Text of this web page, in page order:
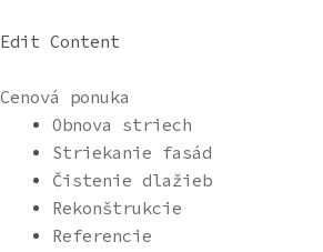
na
Edit Content
Cenová ponuka
Obnova striech
Striekanie fasád
Čistenie dlažieb
Rekonštrukcie
Referencie